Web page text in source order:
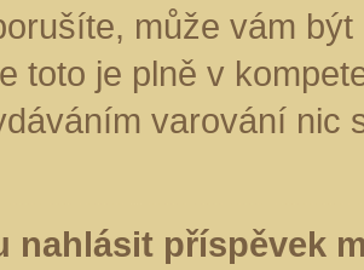
může vám
toto je plně v
varování nic
nahlásit příspěvek